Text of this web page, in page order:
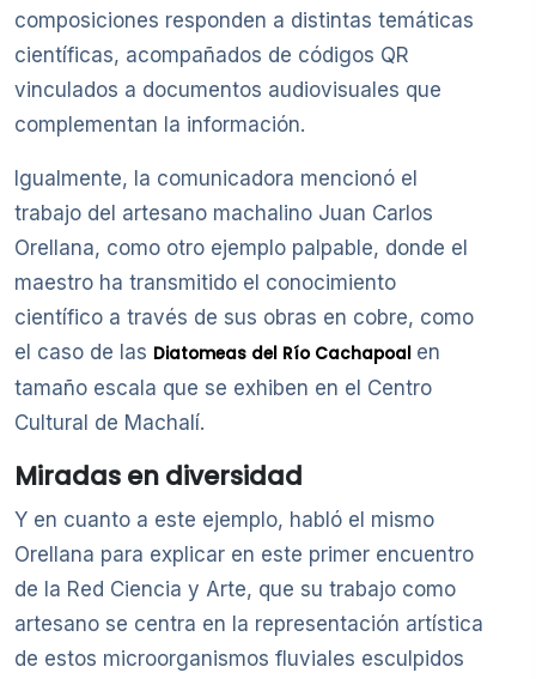
composiciones responden a distintas temáticas
científicas, acompañados de códigos QR
vinculados a documentos audiovisuales que
complementan la información.
Igualmente, la comunicadora mencionó el
trabajo del artesano machalino Juan Carlos
Orellana, como otro ejemplo palpable, donde el
maestro ha transmitido el conocimiento
científico a través de sus obras en cobre, como
el caso de las Diatomeas del Río Cachapoal en
tamaño escala que se exhiben en el Centro
Cultural de Machalí.
Miradas en diversidad
Y en cuanto a este ejemplo, habló el mismo
Orellana para explicar en este primer encuentro
de la Red Ciencia y Arte, que su trabajo como
artesano se centra en la representación artística
de estos microorganismos fluviales esculpidos